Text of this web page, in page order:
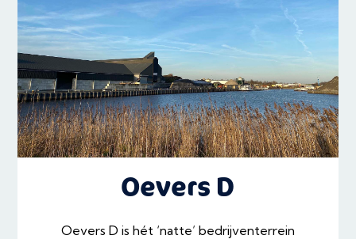
Oevers D
Oevers D is hét ‘natte’ bedrijventerrein